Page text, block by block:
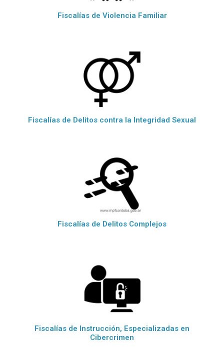
Fiscalías de Violencia Familiar
Fiscalías de Delitos contra la Integridad Sexual
Fiscalías de Delitos Complejos
Fiscalías de Instrucción, Especializadas en
Cibercrimen